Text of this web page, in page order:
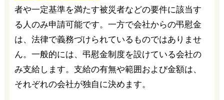
者や一定基準を満たす被災者などの要件に該当す
る人のみ申請可能です。一方で会社からの弔慰金
は、法律で義務づけられているものではありませ
ん。一般的には、弔慰金制度を設けている会社の
み支給します。支給の有無や範囲および金額は、
それぞれの会社が独自に決めます。